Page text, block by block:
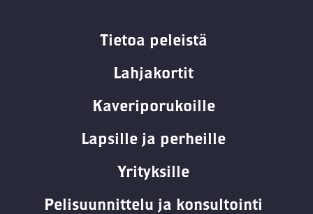
Tietoa peleistä
Lahjakortit
Kaveriporukoille
Lapsille ja perheille
Yrityksille
Pelisuunnittelu ja konsultointi